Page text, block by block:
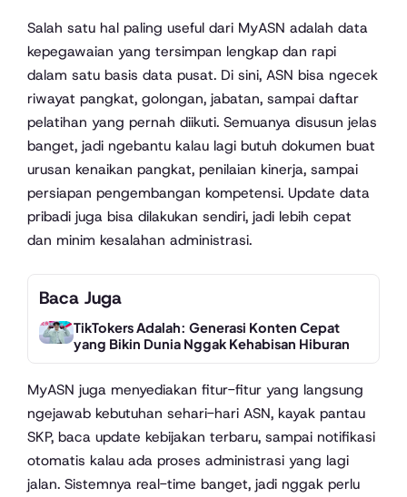
Salah satu hal paling useful dari MyASN adalah data
kepegawaian yang tersimpan lengkap dan rapi
dalam satu basis data pusat. Di sini, ASN bisa ngecek
riwayat pangkat, golongan, jabatan, sampai daftar
pelatihan yang pernah diikuti. Semuanya disusun jelas
banget, jadi ngebantu kalau lagi butuh dokumen buat
urusan kenaikan pangkat, penilaian kinerja, sampai
persiapan pengembangan kompetensi. Update data
pribadi juga bisa dilakukan sendiri, jadi lebih cepat
dan minim kesalahan administrasi.
Baca Juga
TikTokers Adalah: Generasi Konten Cepat
yang Bikin Dunia Nggak Kehabisan Hiburan
MyASN juga menyediakan fitur-fitur yang langsung
ngejawab kebutuhan sehari-hari ASN, kayak pantau
SKP, baca update kebijakan terbaru, sampai notifikasi
otomatis kalau ada proses administrasi yang lagi
jalan. Sistemnya real-time banget, jadi nggak perlu